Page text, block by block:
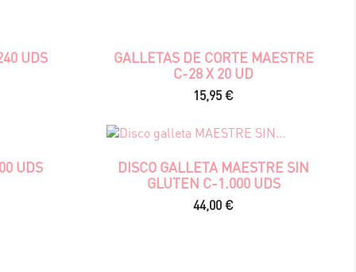
UDS
GALLETAS DE CORTE MAESTRE
C-28 X 20 UD
Precio
15,95 €
UDS
DISCO GALLETA MAESTRE SIN
GLUTEN C-1.000 UDS
Precio
44,00 €